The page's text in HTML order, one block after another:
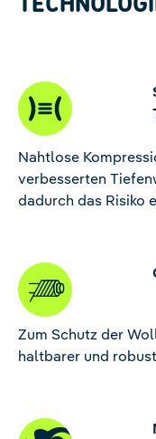
Nahtlose
verbesserten
dadurch das Risiko
Zum Schutz der
haltbarer und